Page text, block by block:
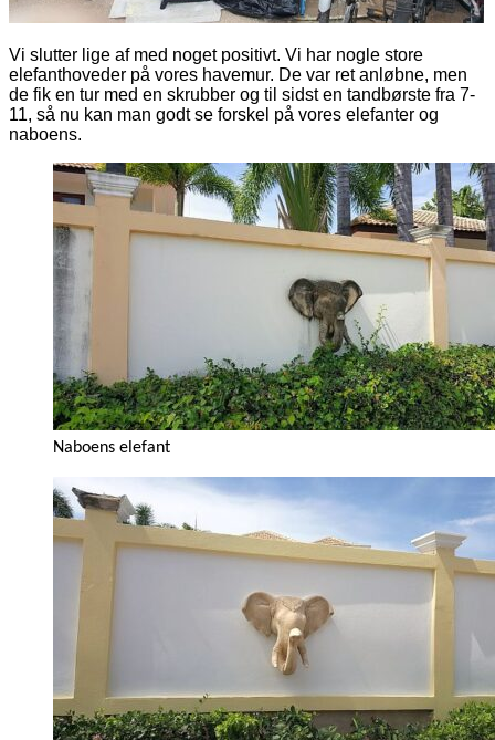
Vi slutter lige af med noget positivt. Vi har nogle store
elefanthoveder på vores havemur. De var ret anløbne, men
de fik en tur med en skrubber og til sidst en tandbørste fra 7-
11, så nu kan man godt se forskel på vores elefanter og
naboens.
Naboens elefant